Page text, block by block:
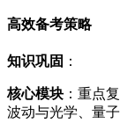
高效备考策略
知识巩固 ：
核心模块 ：重点
波动与光学、量子